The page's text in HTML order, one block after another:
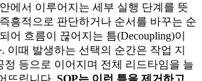
에서 이루어지는 세부 실행 단계를 뜻
흥적으로 판단하거나 순서를 바꾸는 순
어 흐름이 끊어지는 틈(Decoupling)이
이때 발생하는 선택의 순간은 작업 지
정 등으로 이어지며 전체 리드타임을 늘
뜨립니다. SOP는 이런 틈을 제거하고